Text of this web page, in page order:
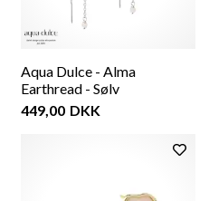
Aqua Dulce - Alma
Earthread - Sølv
449,00 DKK